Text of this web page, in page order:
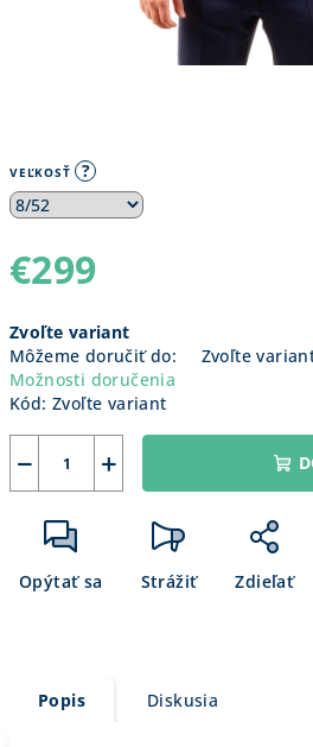
VEĽKOSŤ ?
€299
cena:
Zvoľte variant
Môžeme doručiť do:
Zvoľte
Možnosti doručenia
Kód: Zvoľte variant
+
−
Opýtať sa Strážiť Zdieľať
Popis Diskusia